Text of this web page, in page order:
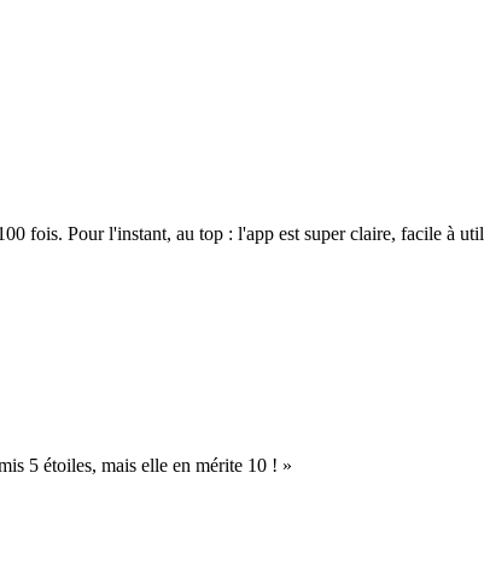
fois. Pour l'instant, au top : l'app est super claire, facile à
5 étoiles, mais elle en mérite 10 ! »